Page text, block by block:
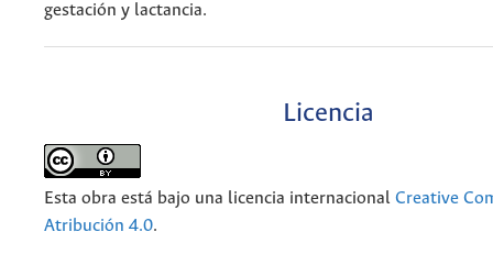
gestación y lactancia.
Licencia
Esta obra está bajo una licencia internacional Creative
Atribución 4.0.